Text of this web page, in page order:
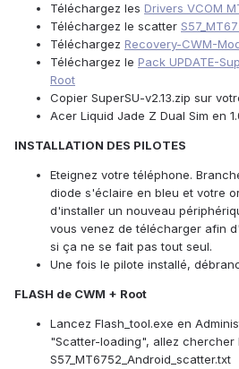
Téléchargez les Drivers VCOM
Téléchargez le scatter
Téléchargez Recovery-CWM-
Téléchargez le Pack UPDATE-
Root
Copier SuperSU-v2.13.zip sur
Acer Liquid Jade Z Dual Sim en
INSTALLATION DES PILOTES
Eteignez votre téléphone.
diode s'éclaire en bleu et votre
d'installer un nouveau
vous venez de télécharger afin
si ça ne se fait pas tout seul.
Une fois le pilote installé,
FLASH de CWM + Root
Lancez Flash_tool.exe en
"Scatter-loading", allez chercher
S57_MT6752_Android_scatter.txt